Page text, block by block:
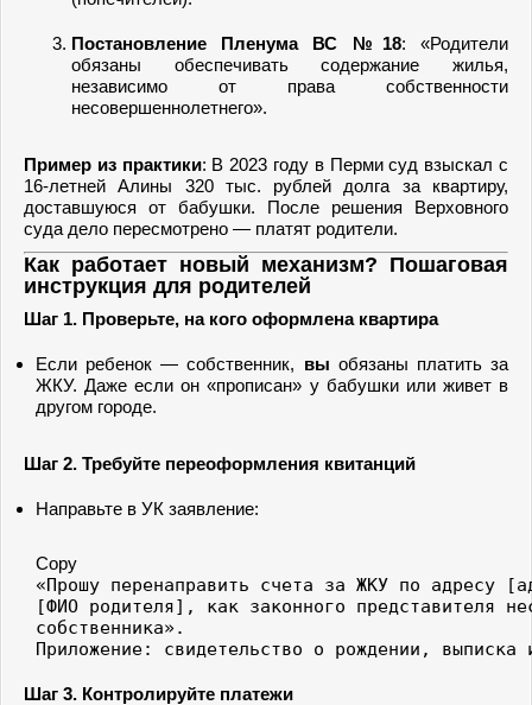
Постановление Пленума ВС №18: «Родители
обязаны обеспечивать содержание жилья,
независимо от права собственности
несовершеннолетнего».
Пример из практики: В 2023 году в Перми суд взыскал с
16-летней Алины 320 тыс. рублей долга за квартиру,
доставшуюся от бабушки. После решения Верховного
суда дело пересмотрено — платят родители.
Как работает новый механизм? Пошаговая
инструкция для родителей
Шаг 1. Проверьте, на кого оформлена квартира
Если ребенок — собственник, вы обязаны платить за
ЖКУ. Даже если он «прописан» у бабушки или живет в
другом городе.
Шаг 2. Требуйте переоформления квитанций
Направьте в УК заявление:
Copy
«Прошу перенаправить счета за ЖКУ по адресу
[ФИО родителя], как законного представителя
собственника».
Приложение: свидетельство о рождении,
Шаг 3. Контролируйте платежи